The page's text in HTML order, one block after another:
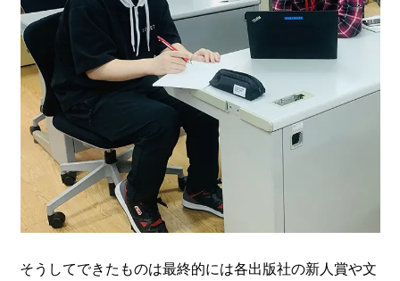
そうしてできたものは最終的には各出版社の新人賞や文